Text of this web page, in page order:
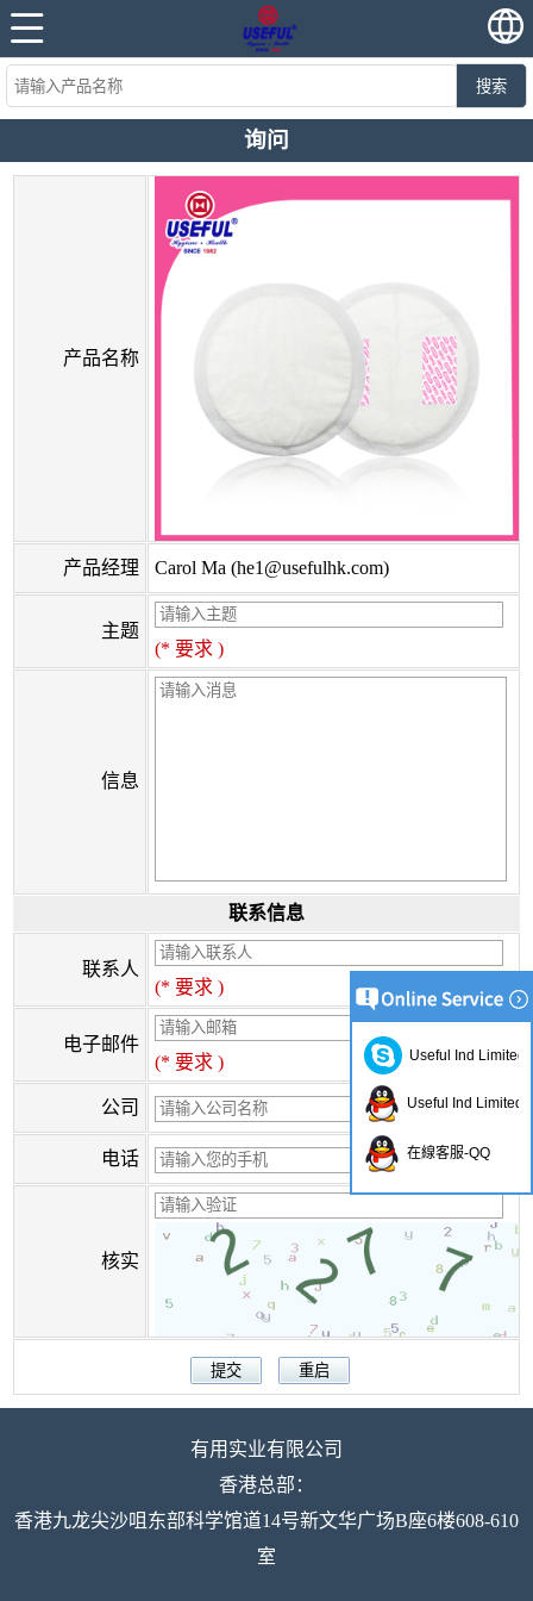
搜索
询问
产品名称
产品经理 Carol Ma (he1@usefulhk.com)
主题
(* 要求 )
信息
联系信息
联系人
(* 要求 )
电子邮件
(* 要求 )
公司
电话
核实
有用实业有限公司
香港总部：
香港九龙尖沙咀东部科学馆道14号新文华广场B座6楼608-610
室
Useful Ind Limited
Useful Ind Limited
在線客服-QQ